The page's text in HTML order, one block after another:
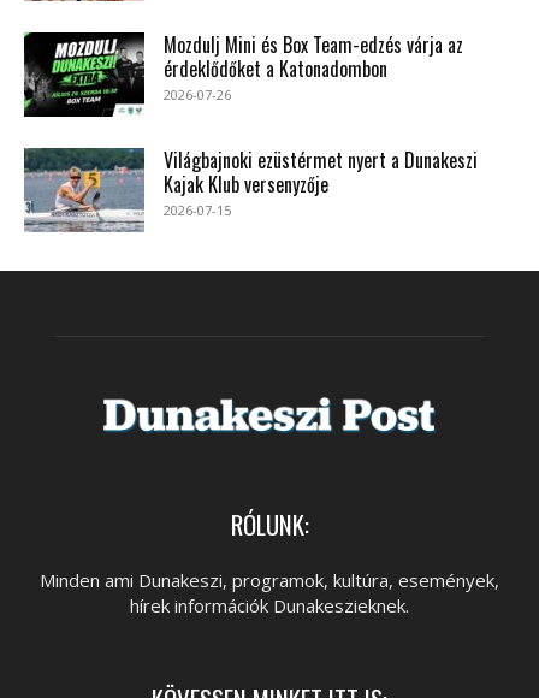
Mozdulj Mini és Box Team-edzés várja az
érdeklődőket a Katonadombon
2026-07-26
Világbajnoki ezüstérmet nyert a Dunakeszi
Kajak Klub versenyzője
2026-07-15
RÓLUNK:
Minden ami Dunakeszi, programok, kultúra, események,
hírek információk Dunakeszieknek.